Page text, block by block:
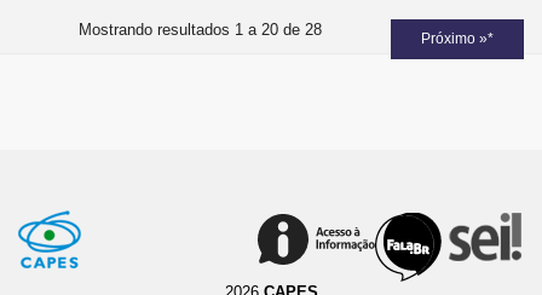
Mostrando resultados 1 a 20 de 28 Próximo »*